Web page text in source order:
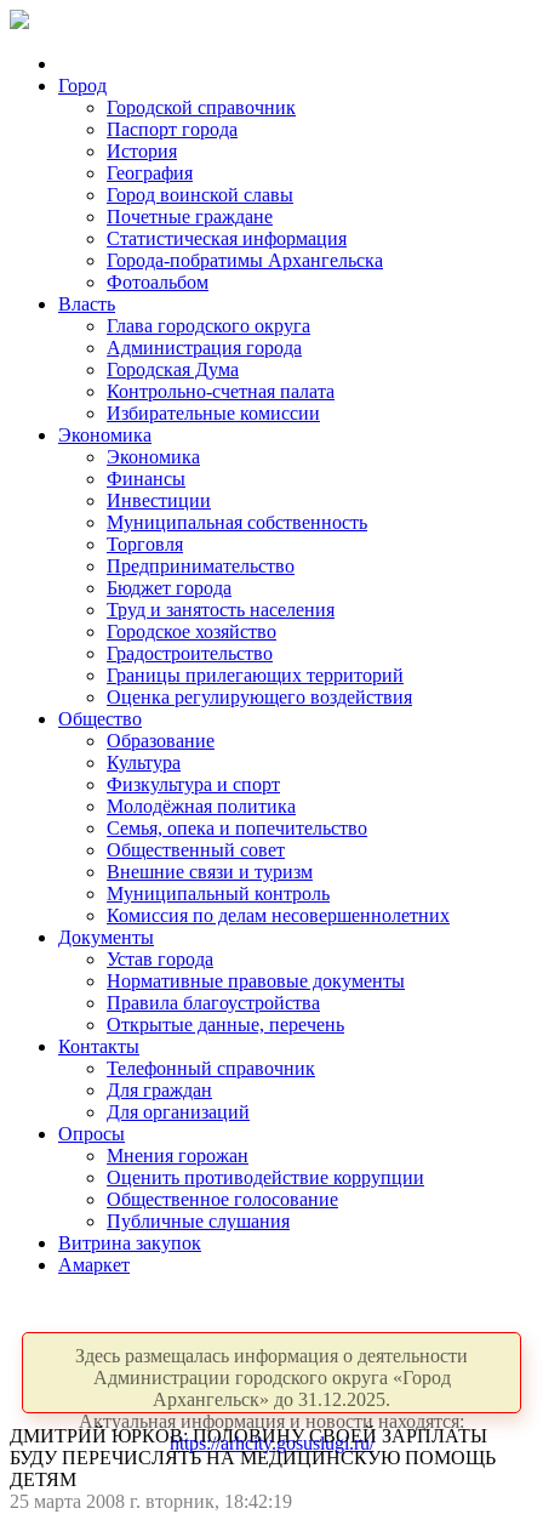
Город
Городской справочник
Паспорт города
История
География
Город воинской славы
Почетные граждане
Статистическая информация
Города-побратимы Архангельска
Фотоальбом
Власть
Глава городского округа
Администрация города
Городская Дума
Контрольно-счетная палата
Избирательные комиссии
Экономика
Экономика
Финансы
Инвестиции
Муниципальная собственность
Торговля
Предпринимательство
Бюджет города
Труд и занятость населения
Городское хозяйство
Градостроительство
Границы прилегающих территорий
Оценка регулирующего воздействия
Общество
Образование
Культура
Физкультура и спорт
Молодёжная политика
Семья, опека и попечительство
Общественный совет
Внешние связи и туризм
Муниципальный контроль
Комиссия по делам несовершеннолетних
Документы
Устав города
Нормативные правовые документы
Правила благоустройства
Открытые данные, перечень
Контакты
Телефонный справочник
Для граждан
Для организаций
Опросы
Мнения горожан
Оценить противодействие коррупции
Общественное голосование
Публичные слушания
Витрина закупок
Амаркет
Здесь размещалась информация о деятельности
Администрации городского округа «Город
Архангельск» до 31.12.2025.
Актуальная информация и новости находятся:
https://arhcity.gosuslugi.ru/
ДМИТРИЙ ЮРКОВ: ПОЛОВИНУ СВОЕЙ ЗАРПЛАТЫ
БУДУ ПЕРЕЧИСЛЯТЬ НА МЕДИЦИНСКУЮ ПОМОЩЬ
ДЕТЯМ
25 марта 2008 г. вторник, 18:42:19